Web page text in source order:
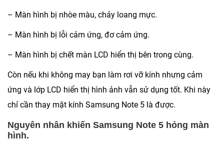
– Màn hình bị nhòe màu, chảy loang mực.
– Màn hình bị lỗi cảm ứng, đơ cảm ứng.
– Màn hình bị chết màn LCD hiển thị bên trong cùng.
Còn nếu khi không may bạn làm rơi vỡ kính nhưng cảm
ứng và lớp LCD hiển thị hình ảnh vẫn sử dụng tốt. Khi này
chỉ cần thay mặt kính Samsung Note 5 là được.
Nguyên nhân khiến Samsung Note 5 hỏng màn
hình.